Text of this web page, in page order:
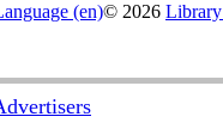
(en)© 2026